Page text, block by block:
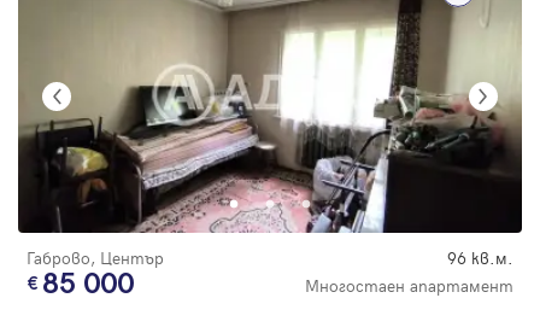
Габрово, Център 96 кв.м.
85 000 Многостаен апартамент